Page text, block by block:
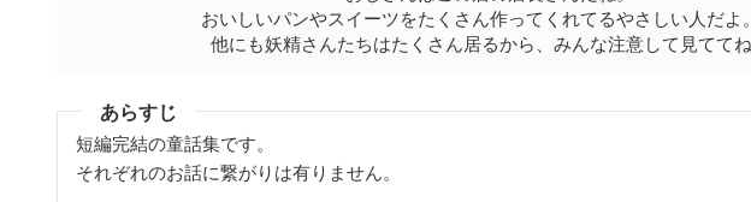
おいしいパンやスイーツをたくさん作ってくれてるやさしい人だよ
他にも妖精さんたちはたくさん居るから、みんな注意して見てて
あらすじ
短編完結の童話集です。
それぞれのお話に繋がりは有りません。